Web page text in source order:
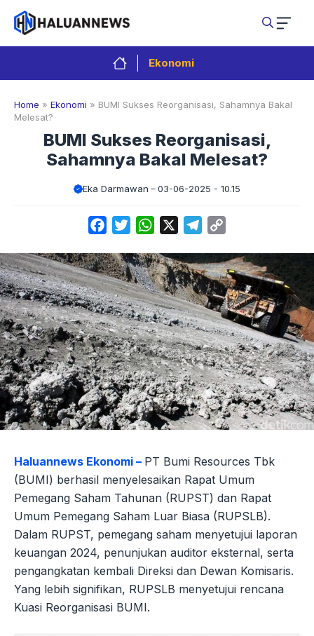
Langsung
isi
Ekonomi
Home » Ekonomi » BUMI Sukses Reorganisasi, Sahamnya Bakal
Melesat?
BUMI Sukses Reorganisasi,
Sahamnya Bakal Melesat?
Eka Darmawan 03-06-2025 - 10.15
FacebookTwitterWhatsApp Telegram
Haluannews Ekonomi – PT Bumi Resources Tbk
(BUMI) berhasil menyelesaikan Rapat Umum
Pemegang Saham Tahunan (RUPST) dan Rapat
Umum Pemegang Saham Luar Biasa (RUPSLB).
Dalam RUPST, pemegang saham menyetujui laporan
keuangan 2024, penunjukan auditor eksternal, serta
pengangkatan kembali Direksi dan Dewan Komisaris.
Yang lebih signifikan, RUPSLB menyetujui rencana
Kuasi Reorganisasi BUMI.